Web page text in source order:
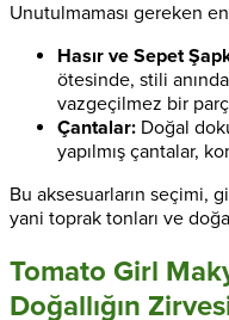
Unutulmaması gereken
Hasır ve Sepet
ötesinde, stili
vazgeçilmez bir
Çantalar: Doğal
yapılmış çantalar,
Bu aksesuarların seçimi,
yani toprak tonları ve
Tomato Girl
Doğallığın